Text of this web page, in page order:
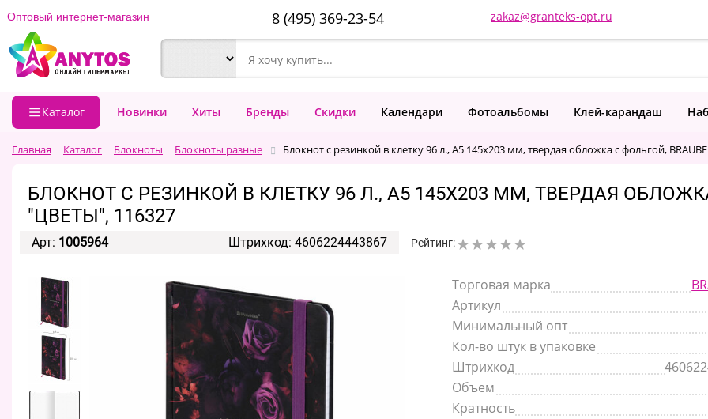
Оптовый интернет-магазин 8 (495) 369-23-54 zakaz@granteks-opt.ru
Каталог Новинки Хиты Бренды Скидки Календари Фотоальбомы Клей-карандаш
Главная Каталог Блокноты Блокноты разные Блокнот с резинкой в клетку 96 л., А5 145х203 мм, твердая обложка с фольгой,
БЛОКНОТ С РЕЗИНКОЙ В КЛЕТКУ 96 Л., А5 145Х203 ММ, ТВЕРДАЯ
"ЦВЕТЫ", 116327
Арт: 1005964 Штрихкод: 4606224443867 Рейтинг:
Торговая марка
Артикул
Минимальный опт
Кол-во штук в упаковке
Штрихкод
Объем
Кратность